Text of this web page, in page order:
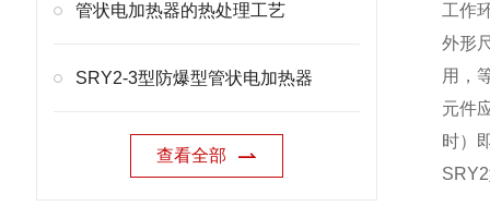
管状电加热器的热处理工艺
SRY2-3型防爆型管状电加热器
查看全部
工作
外形
用，
元件
时）